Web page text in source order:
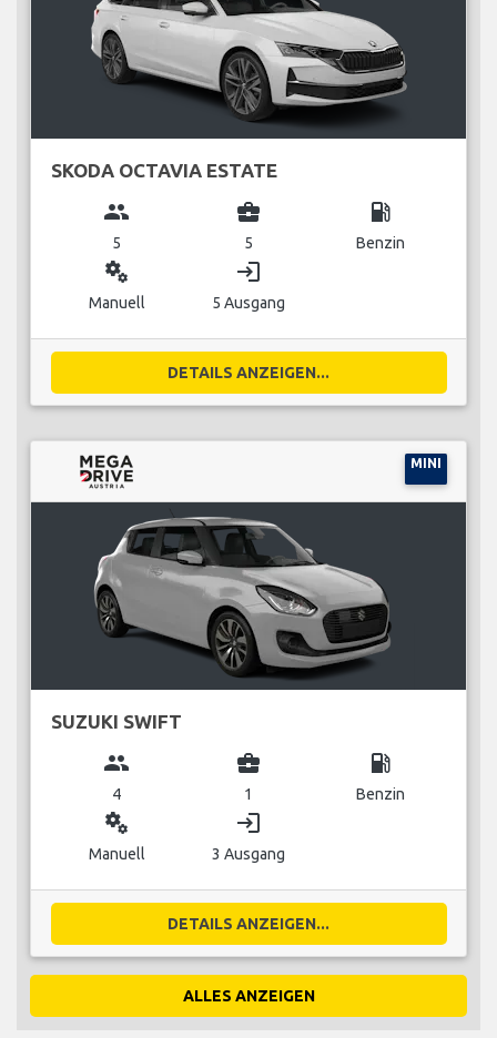
SKODA OCTAVIA ESTATE
group
5
business_center
5
local_gas_station
Benzin
miscellaneous_services
Manuell
login
5 Ausgang
DETAILS ANZEIGEN...
MINI
SUZUKI SWIFT
group
4
business_center
1
local_gas_station
Benzin
miscellaneous_services
Manuell
login
3 Ausgang
DETAILS ANZEIGEN...
ALLES ANZEIGEN